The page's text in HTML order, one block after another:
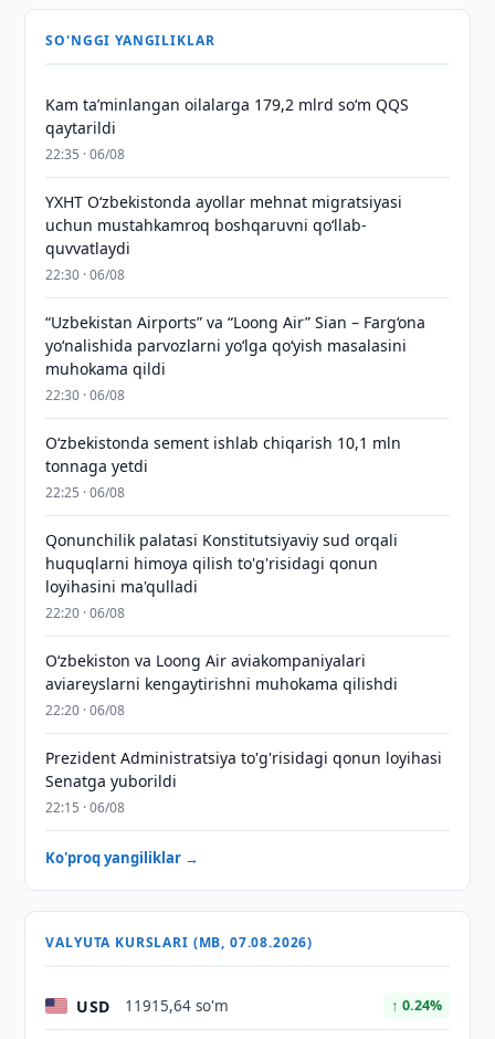
SO'NGGI YANGILIKLAR
Kam taʼminlangan oilalarga 179,2 mlrd so‘m QQS
qaytarildi
22:35 · 06/08
YXHT O‘zbekistonda ayollar mehnat migratsiyasi
uchun mustahkamroq boshqaruvni qo‘llab-
quvvatlaydi
22:30 · 06/08
“Uzbekistan Airports” va “Loong Air” Sian – Farg‘ona
yo‘nalishida parvozlarni yo‘lga qo‘yish masalasini
muhokama qildi
22:30 · 06/08
O‘zbekistonda sement ishlab chiqarish 10,1 mln
tonnaga yetdi
22:25 · 06/08
Qonunchilik palatasi Konstitutsiyaviy sud orqali
huquqlarni himoya qilish to'g'risidagi qonun
loyihasini ma'qulladi
22:20 · 06/08
Oʻzbekiston va Loong Air aviakompaniyalari
aviareyslarni kengaytirishni muhokama qilishdi
22:20 · 06/08
Prezident Administratsiya to'g'risidagi qonun loyihasi
Senatga yuborildi
22:15 · 06/08
Ko'proq yangiliklar →
VALYUTA KURSLARI (MB, 07.08.2026)
USD 11915,64 so'm ↑ 0.24%